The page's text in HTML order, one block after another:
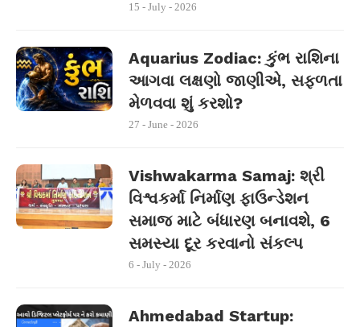
15 - July - 2026
Aquarius Zodiac: કુંભ રાશિના
આગવા લક્ષણો જાણીએ, સફળતા
મેળવવા શું કરશો?
27 - June - 2026
Vishwakarma Samaj: શ્રી
વિશ્વકર્મા નિર્માણ ફાઉન્ડેશન
સમાજ માટે બંધારણ બનાવશે, 6
સમસ્યા દૂર કરવાનો સંકલ્પ
6 - July - 2026
Ahmedabad Startup: